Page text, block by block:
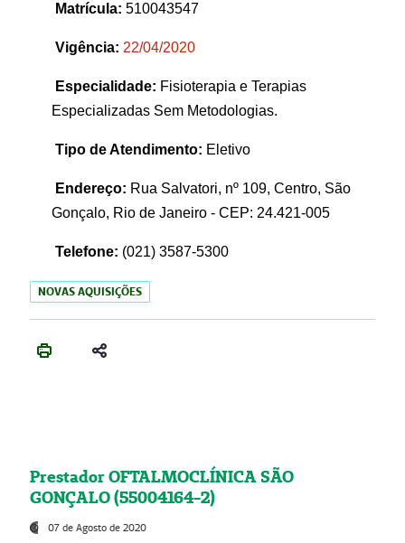
Matrícula: 510043547
Vigência: 22/04/2020
Especialidade: Fisioterapia e Terapias
Especializadas Sem Metodologias.
Tipo de Atendimento: Eletivo
Endereço: Rua Salvatori, nº 109, Centro, São
Gonçalo, Rio de Janeiro - CEP: 24.421-005
Telefone: (021) 3587-5300
NOVAS AQUISIÇÕES
Prestador OFTALMOCLÍNICA SÃO
GONÇALO (55004164-2)
07 de Agosto de 2020